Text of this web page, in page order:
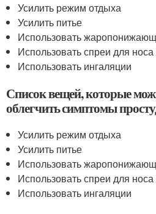
Усилить режим отдыха
Усилить питье
Использовать
Использовать спреи для носа
Использовать ингаляции
Список вещей, которые
облегчить симптомы
Усилить режим отдыха
Усилить питье
Использовать
Использовать спреи для носа
Использовать ингаляции